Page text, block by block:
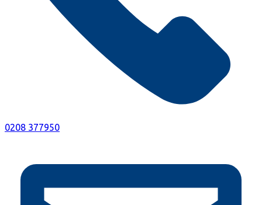
0208 377950